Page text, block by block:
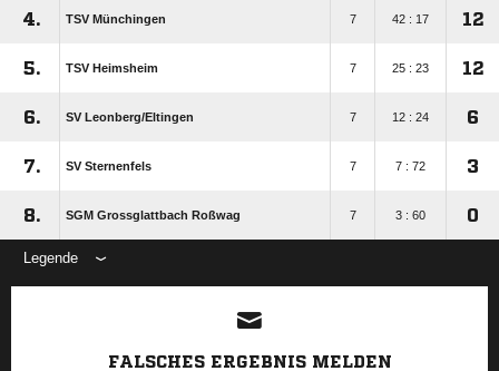
4. TSV Münchingen 7 42 : 17 12
5. TSV Heimsheim 7 25 : 23 12
6. SV Leonberg/​Eltingen 7 12 : 24 6
7. SV Sternenfels 7 7 : 72 3
8. SGM Grossglattbach Roßwag 7 3 : 60 0
Legende
ANZEIGE
FALSCHES ERGEBNIS MELDEN